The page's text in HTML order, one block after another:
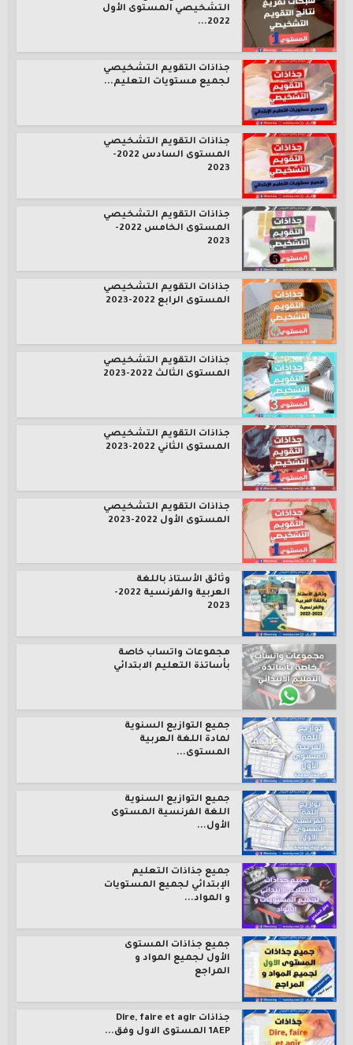
التشخيصي المستوى الأول
2022...
جذاذات التقويم التشخيصي
لجميع مستويات التعليم...
جذاذات التقويم التشخيصي
المستوى السادس 2022-
2023
جذاذات التقويم التشخيصي
المستوى الخامس 2022-
2023
جذاذات التقويم التشخيصي
المستوى الرابع 2022-2023
جذاذات التقويم التشخيصي
المستوى الثالث 2022-2023
جذاذات التقويم التشخيصي
المستوى الثاني 2022-2023
جذاذات التقويم التشخيصي
المستوى الأول 2022-2023
وثائق الأستاذ باللغة
العربية والفرنسية 2022-
2023
مجموعات واتساب خاصة
بأساتذة التعليم الابتدائي
جميع التوازيع السنوية
لمادة اللغة العربية
المستوى...
جميع التوازيع السنوية
اللغة الفرنسية المستوى
الأول...
جميع جذاذات التعليم
الإبتدائي لجميع المستويات
و المواد...
جميع جذاذات المستوى
الأول لجميع المواد و
المراجع
جذاذات Dire, faire et agir
1AEP المستوى الاول وفق...